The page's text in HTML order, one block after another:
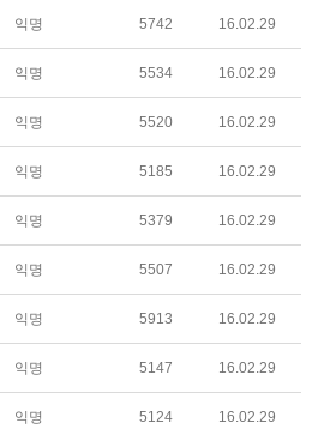
익명 5742 16.02.29
익명 5534 16.02.29
익명 5520 16.02.29
익명 5185 16.02.29
익명 5379 16.02.29
익명 5507 16.02.29
익명 5913 16.02.29
익명 5147 16.02.29
익명 5124 16.02.29